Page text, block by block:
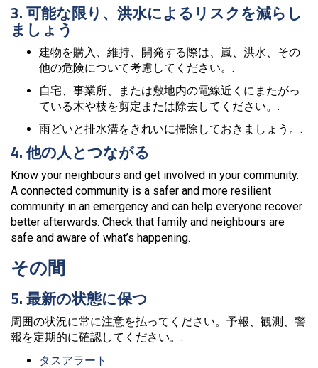
3. 可能な限り、洪水によるリスクを減らし
ましょう
建物を購入、維持、開発する際は、嵐、洪水、その
他の危険について考慮してください。.
自宅、事業所、または敷地内の電線近くにまたがっ
ている木や枝を剪定または除去してください。.
雨どいと排水溝をきれいに掃除しておきましょう。.
4. 他の人とつながる
Know your neighbours and get involved in your community.
A connected community is a safer and more resilient
community in an emergency and can help everyone recover
better afterwards. Check that family and neighbours are
safe and aware of what’s happening.
その間
5. 最新の状態に保つ
周囲の状況に常に注意を払ってください。予報、観測、警
報を定期的に確認してください。.
タスアラート